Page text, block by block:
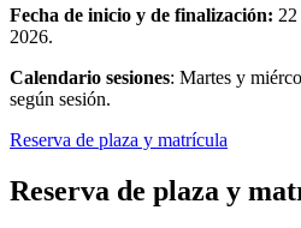
Fecha de inicio y de finalización:
2026.
Calendario sesiones: Martes y
según sesión.
Reserva de plaza y matrícula
Reserva de plaza y